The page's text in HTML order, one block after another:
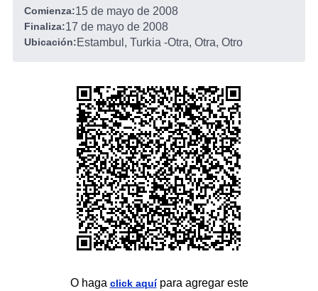
Comienza:15 de mayo de 2008
Finaliza:17 de mayo de 2008
Ubicación:Estambul, Turkia -Otra, Otra, Otro
O haga click aquípara agregar este